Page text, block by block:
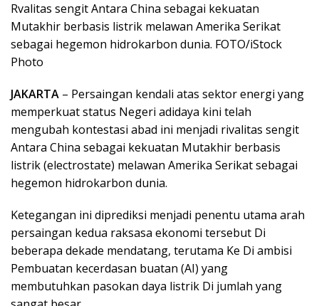
Rvalitas sengit Antara China sebagai kekuatan
Mutakhir berbasis listrik melawan Amerika Serikat
sebagai hegemon hidrokarbon dunia. FOTO/iStock
Photo
JAKARTA – Persaingan kendali atas sektor energi yang
memperkuat status Negeri adidaya kini telah
mengubah kontestasi abad ini menjadi rivalitas sengit
Antara China sebagai kekuatan Mutakhir berbasis
listrik (electrostate) melawan Amerika Serikat sebagai
hegemon hidrokarbon dunia.
Ketegangan ini diprediksi menjadi penentu utama arah
persaingan kedua raksasa ekonomi tersebut Di
beberapa dekade mendatang, terutama Ke Di ambisi
Pembuatan kecerdasan buatan (AI) yang
membutuhkan pasokan daya listrik Di jumlah yang